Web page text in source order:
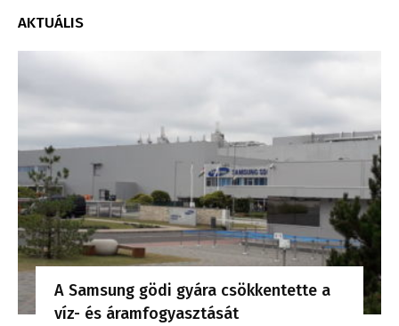
AKTUÁLIS
A Samsung gödi gyára csökkentette a
víz- és áramfogyasztását